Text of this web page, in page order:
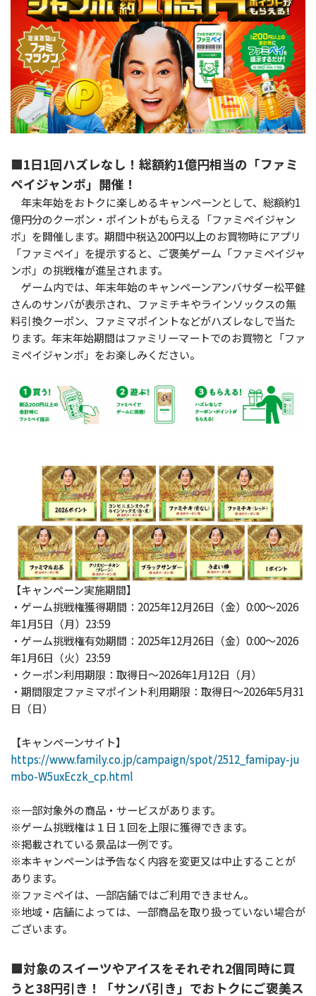
■1日1回ハズレなし！総額約1億円相当の「ファミ
ペイジャンボ」開催！
年末年始をおトクに楽しめるキャンペーンとして、総額約1
億円分のクーポン・ポイントがもらえる「ファミペイジャン
ボ」を開催します。期間中税込200円以上のお買物時にアプリ
「ファミペイ」を提示すると、ご褒美ゲーム「ファミペイジャ
ンボ」の挑戦権が進呈されます。
ゲーム内では、年末年始のキャンペーンアンバサダー松平健
さんのサンバが表示され、ファミチキやラインソックスの無
料引換クーポン、ファミマポイントなどがハズレなしで当た
ります。年末年始期間はファミリーマートでのお買物と「ファ
ミペイジャンボ」をお楽しみください。
【キャンペーン実施期間】
・ゲーム挑戦権獲得期間：2025年12月26日（金）0:00〜2026
年1月5日（月）23:59
・ゲーム挑戦権有効期間：2025年12月26日（金）0:00〜2026
年1月6日（火）23:59
・クーポン利用期限：取得日～2026年1月12日（月）
・期間限定ファミマポイント利用期限：取得日～2026年5月31
日（日）
【キャンペーンサイト】
https://www.family.co.jp/campaign/spot/2512_famipay-ju
mbo-W5uxEczk_cp.html
※一部対象外の商品・サービスがあります。
※ゲーム挑戦権は１日１回を上限に獲得できます。
※掲載されている景品は一例です。
※本キャンペーンは予告なく内容を変更又は中止することが
あります。
※ファミペイは、一部店舗ではご利用できません。
※地域・店舗によっては、一部商品を取り扱っていない場合が
ございます。
■対象のスイーツやアイスをそれぞれ2個同時に買
うと38円引き！「サンバ引き」でおトクにご褒美ス